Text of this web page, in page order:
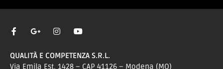
QUALITÀ E COMPETENZA S.R.L.
Via Emila Est, 1428 – CAP 41126 – Modena (MO)